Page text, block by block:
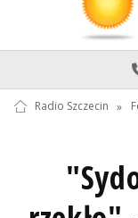
Radio Szczecin »